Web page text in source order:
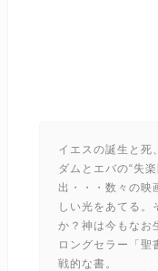
イエスの誕生と死
ダムとエバの“失
出・・・数々の映
しい光をあてる。
か？神は今もなお
ロングセラー「聖
戦的な書。